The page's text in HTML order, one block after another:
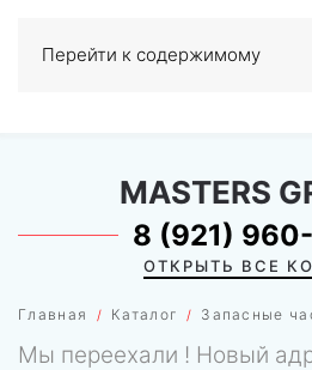
Перейти к содержимому
0
Главная Каталог Запасные
MASTERS
8 (921)
ОТКРЫТЬ ВСЕ
Мы переехали ! Новый